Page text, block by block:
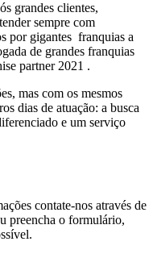
grandes clientes,
sempre com
por gigantes franquias a
de grandes franquias
partner 2021 .
mas com os mesmos
dias de atuação: a busca
e um serviço
contate-nos através de
preencha o formulário,